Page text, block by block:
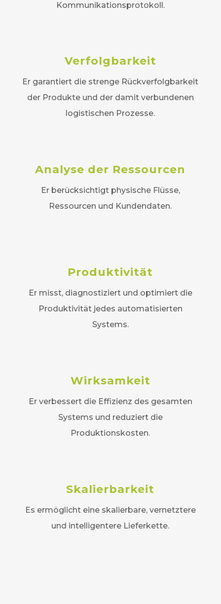
Kommunikationsprotokoll.
Verfolgbarkeit
Er garantiert die strenge Rückverfolgbarkeit
der Produkte und der damit verbundenen
logistischen Prozesse.
Analyse der Ressourcen
Er berücksichtigt physische Flüsse,
Ressourcen und Kundendaten.
Produktivität
Er misst, diagnostiziert und optimiert die
Produktivität jedes automatisierten
Systems.
Wirksamkeit
Er verbessert die Effizienz des gesamten
Systems und reduziert die
Produktionskosten.
Skalierbarkeit
Es ermöglicht eine skalierbare, vernetztere
und intelligentere Lieferkette.